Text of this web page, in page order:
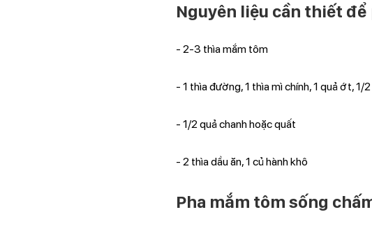
Nguyên liệu cần thiết
- 2-3 thìa mắm tôm
- 1 thìa đường, 1 thìa mì chính, 1 quả ớt, 1/
- 1/2 quả chanh hoặc quất
- 2 thìa dầu ăn, 1 củ hành khô
Pha mắm tôm sống